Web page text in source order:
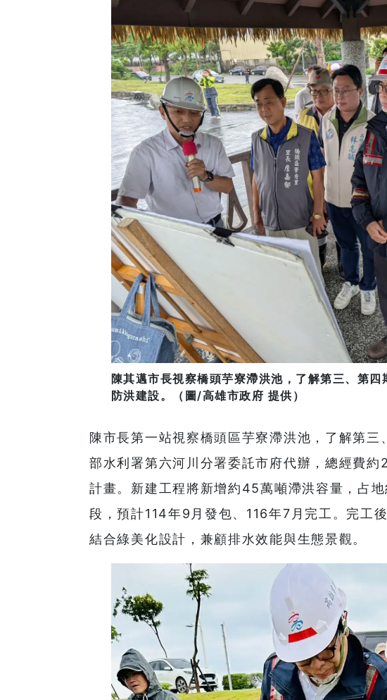
陳其邁市長視察橋頭芋寮滯洪池，了解第三、第
防洪建設。（圖/高雄市政府 提供）
陳市長第一站視察橋頭區芋寮滯洪池，了解第
部水利署第六河川分署委託市府代辦，總經費
計畫。新建工程將新增約45萬噸滯洪容量，占
段，預計114年9月發包、116年7月完工。完工
結合綠美化設計，兼顧排水效能與生態景觀。